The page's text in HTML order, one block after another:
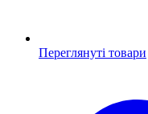
Переглянуті товари